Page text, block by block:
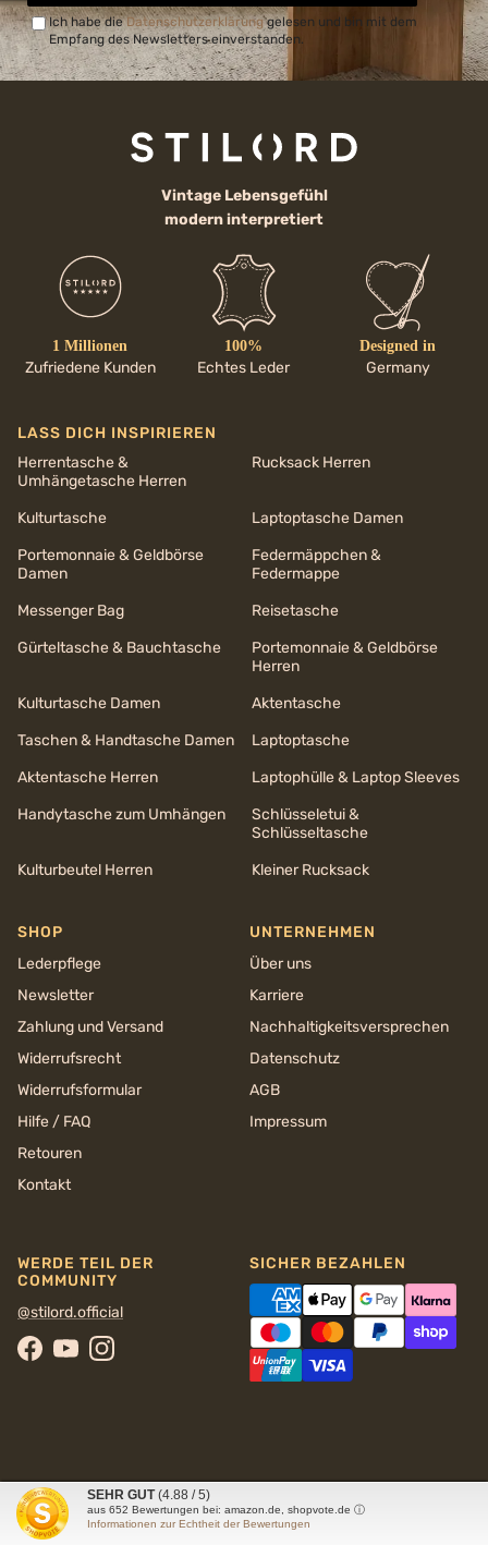
Ich habe dieDatenschutzerklärunggelesen und bin mit dem
Empfang des Newsletters einverstanden.
Vintage Lebensgefühl
modern interpretiert
1 Millionen
Zufriedene Kunden
100%
Echtes Leder
Designed in
Germany
LASS DICH INSPIRIEREN
Herrentasche &
Umhängetasche Herren
Rucksack Herren
Kulturtasche
Laptoptasche Damen
Portemonnaie & Geldbörse
Damen
Federmäppchen &
Federmappe
Messenger Bag
Reisetasche
Gürteltasche & Bauchtasche
Portemonnaie & Geldbörse
Herren
Kulturtasche Damen
Aktentasche
Taschen & Handtasche Damen
Laptoptasche
Aktentasche Herren
Laptophülle & Laptop Sleeves
Handytasche zum Umhängen
Schlüsseletui &
Schlüsseltasche
Kulturbeutel Herren
Kleiner Rucksack
SHOP
Lederpflege
Newsletter
Zahlung und Versand
Widerrufsrecht
Widerrufsformular
Hilfe / FAQ
Retouren
Kontakt
UNTERNEHMEN
Über uns
Karriere
Nachhaltigkeits­versprechen
Datenschutz
AGB
Impressum
WERDE TEIL DER
COMMUNITY
@stilord.official
Facebook
YouTubeInstagram
SICHER BEZAHLEN
© 2026STILORD
SEHR GUT (4.88 / 5)
aus 652 Bewertungen bei: amazon.de, shopvote.de ⓘ
Informationen zur Echtheit der Bewertungen